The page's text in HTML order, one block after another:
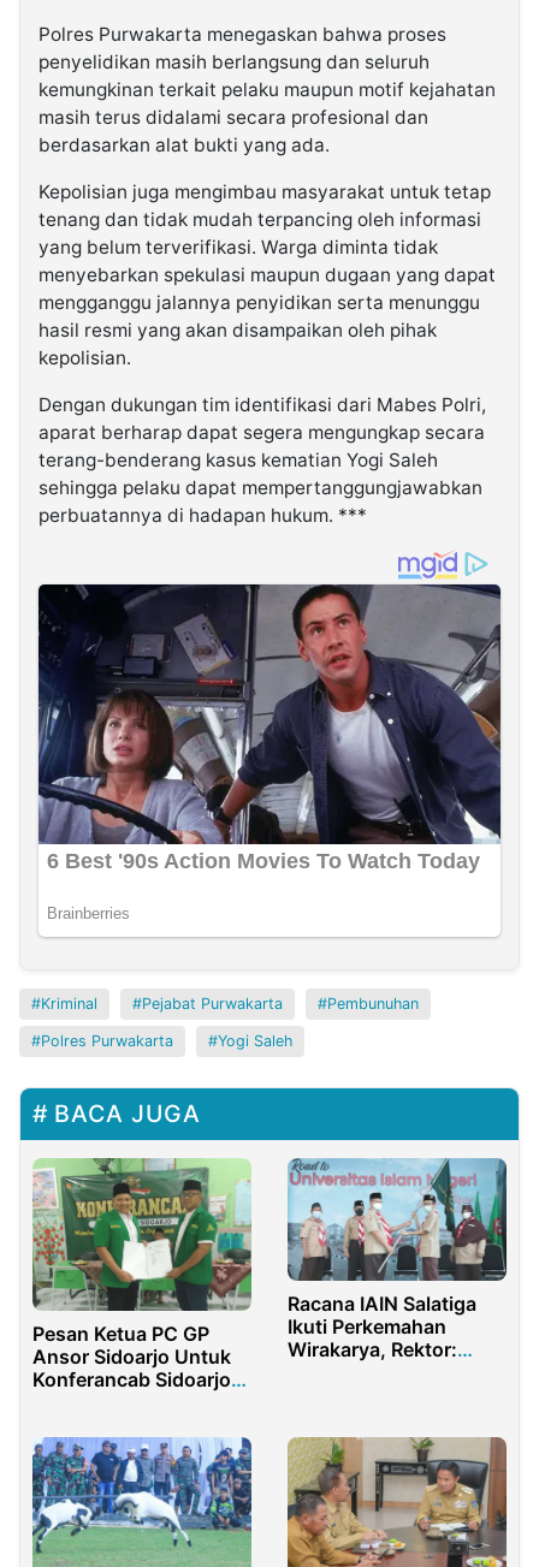
Polres Purwakarta menegaskan bahwa proses
penyelidikan masih berlangsung dan seluruh
kemungkinan terkait pelaku maupun motif kejahatan
masih terus didalami secara profesional dan
berdasarkan alat bukti yang ada.
Kepolisian juga mengimbau masyarakat untuk tetap
tenang dan tidak mudah terpancing oleh informasi
yang belum terverifikasi. Warga diminta tidak
menyebarkan spekulasi maupun dugaan yang dapat
mengganggu jalannya penyidikan serta menunggu
hasil resmi yang akan disampaikan oleh pihak
kepolisian.
Dengan dukungan tim identifikasi dari Mabes Polri,
aparat berharap dapat segera mengungkap secara
terang-benderang kasus kematian Yogi Saleh
sehingga pelaku dapat mempertanggungjawabkan
perbuatannya di hadapan hukum. ***
Kriminal Pejabat Purwakarta Pembunuhan
Polres Purwakarta Yogi Saleh
BACA JUGA
Pesan Ketua PC GP
Ansor Sidoarjo Untuk
Konferancab Sidoarjo
Racana IAIN Salatiga
Ikuti Perkemahan
Wirakarya, Rektor: